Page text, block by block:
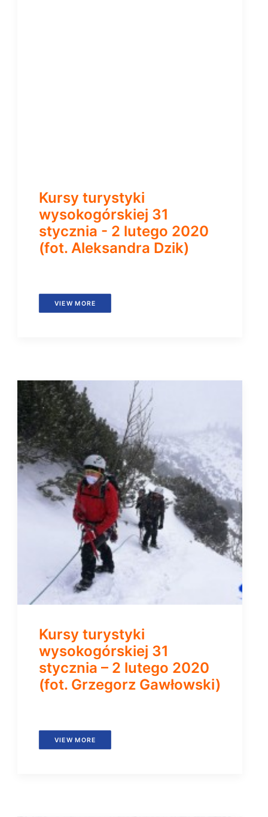
Kursy turystyki
wysokogórskiej 31
stycznia - 2 lutego 2020
(fot. Aleksandra Dzik)
VIEW MORE
Kursy turystyki
wysokogórskiej 31
stycznia – 2 lutego 2020
(fot. Grzegorz Gawłowski)
VIEW MORE